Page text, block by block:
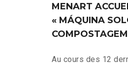
MENART
« MÁQUINA
Au cours des 12